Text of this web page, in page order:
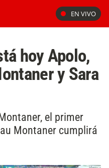
EN VIVO
hoy Apolo,
y Sara
el primer
Montaner cumplirá